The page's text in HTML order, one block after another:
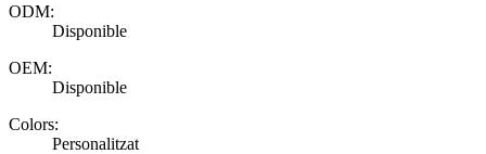
ODM:
Disponible
OEM:
Disponible
Colors:
Personalitzat